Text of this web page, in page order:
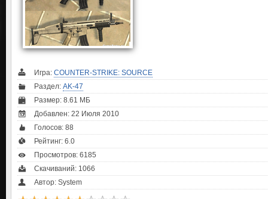
Игра: COUNTER-STRIKE: SOURCE
Раздел: AK-47
Размер: 8.61 МБ
Добавлен: 22 Июля 2010
Голосов: 88
Рейтинг: 6.0
Просмотров: 6185
Скачиваний: 1066
Автор: System